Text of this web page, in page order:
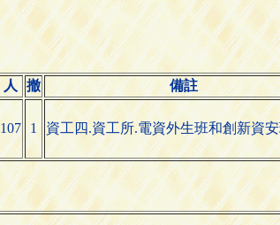
人 撤 備註
107 1 資工四.資工所.電資外生班和創新資